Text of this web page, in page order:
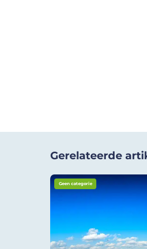
Gerelateerde
Geen categorie